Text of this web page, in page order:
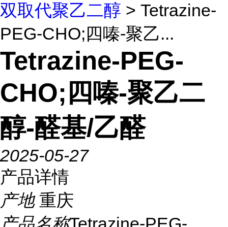
双取代聚乙二醇 > Tetrazine-
PEG-CHO;四嗪-聚乙...
Tetrazine-PEG-
CHO;四嗪-聚乙二
醇-醛基/乙醛
2025-05-27
产品详情
产地 重庆